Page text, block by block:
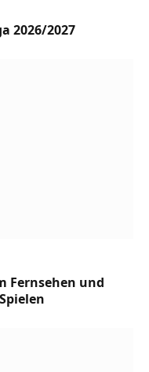
2026/2027
Fernsehen und